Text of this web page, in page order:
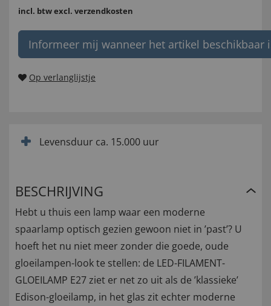
incl. btwexcl. verzendkosten
Informeer mij wanneer het artikel beschikbaar
Op verlanglijstje
Levensduur ca. 15.000 uur
BESCHRIJVING
Hebt u thuis een lamp waar een moderne
spaarlamp optisch gezien gewoon niet in ’past’? U
hoeft het nu niet meer zonder die goede, oude
gloeilampen-look te stellen: de LED-FILAMENT-
GLOEILAMP E27 ziet er net zo uit als de ’klassieke’
Edison-gloeilamp, in het glas zit echter moderne